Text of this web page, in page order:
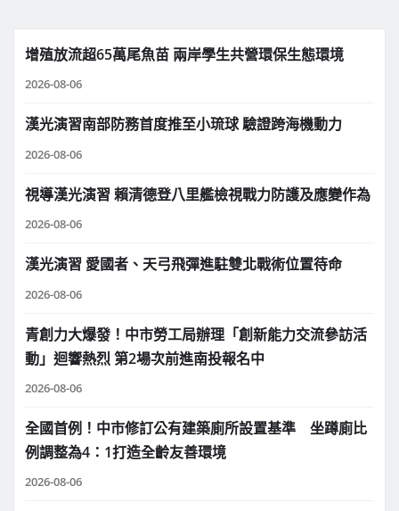
增殖放流超65萬尾魚苗 兩岸學生共營環保生態環境
2026-08-06
漢光演習南部防務首度推至小琉球 驗證跨海機動力
2026-08-06
視導漢光演習 賴清德登八里艦檢視戰力防護及應變作為
2026-08-06
漢光演習 愛國者、天弓飛彈進駐雙北戰術位置待命
2026-08-06
青創力大爆發！中市勞工局辦理「創新能力交流參訪活
動」迴響熱烈 第2場次前進南投報名中
2026-08-06
全國首例！中市修訂公有建築廁所設置基準 坐蹲廁比
例調整為4：1打造全齡友善環境
2026-08-06